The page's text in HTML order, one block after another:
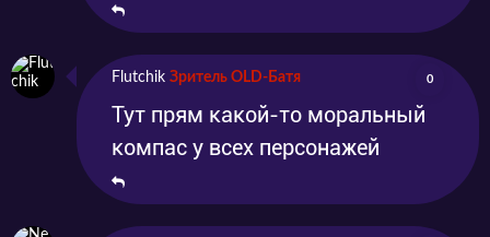
Flutchik Зритель OLD-Батя 0
Тут прям какой-то моральный
компас у всех персонажей